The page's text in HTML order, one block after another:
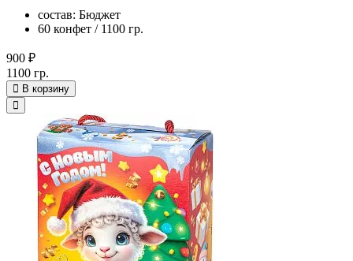
состав: Бюджет
60 конфет / 1100 гр.
900 ₽
1100 гр.
В корзину